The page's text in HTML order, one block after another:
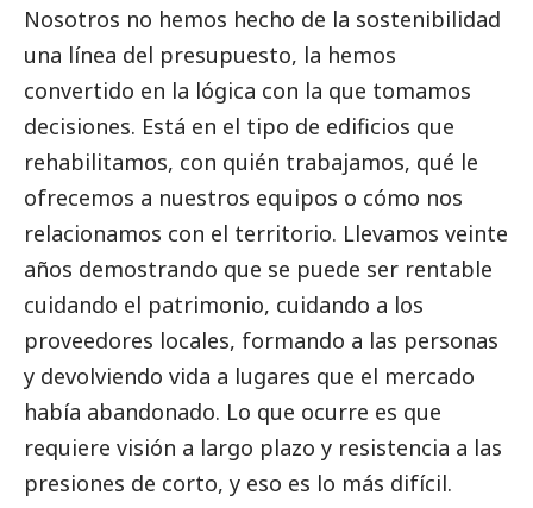
Nosotros no hemos hecho de la sostenibilidad
una línea del presupuesto, la hemos
convertido en la lógica con la que tomamos
decisiones. Está en el tipo de edificios que
rehabilitamos, con quién trabajamos, qué le
ofrecemos a nuestros equipos o cómo nos
relacionamos con el territorio. Llevamos veinte
años demostrando que se puede ser rentable
cuidando el patrimonio, cuidando a los
proveedores locales, formando a las personas
y devolviendo vida a lugares que el mercado
había abandonado. Lo que ocurre es que
requiere visión a largo plazo y resistencia a las
presiones de corto, y eso es lo más difícil.